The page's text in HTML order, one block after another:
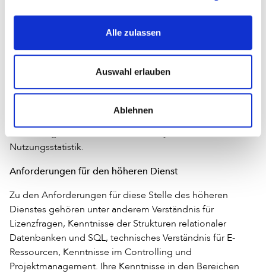
Alle zulassen
Auswahl erlauben
Ablehnen
Bewerbungsphase vom Studienabschluss bis zum Antritt
der neuen Arbeitsstelle dauerte zwei Jahre und
beinhaltete drei Bewerbungsgespräche. Seit 2013 arbeitet
Barbers im Forschungszentrum Jülich im Electronic
zurzeit die Lizenzierung und Verwaltung von Zeitschriften,
Datenbanken und E-Book-Paketen, die konzeptionelle
Weiterentwicklung zur Integration neuer Komponenten im
Nutzungsstatistik.
Anforderungen für den höheren Dienst
Zu den Anforderungen für diese Stelle des höheren
Dienstes gehören unter anderem Verständnis für
Lizenzfragen, Kenntnisse der Strukturen relationaler
Datenbanken und SQL, technisches Verständnis für E-
Ressourcen, Kenntnisse im Controlling und
Projektmanagement. Ihre Kenntnisse in den Bereichen